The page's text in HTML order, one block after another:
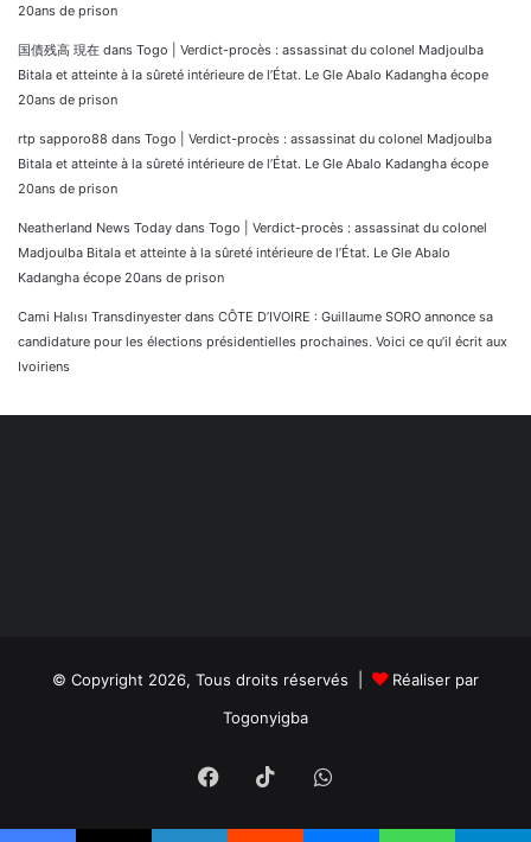
20ans de prison
国債残高 現在 dans Togo | Verdict-procès : assassinat du colonel Madjoulba
Bitala et atteinte à la sûreté intérieure de l’État. Le Gle Abalo Kadangha écope
20ans de prison
rtp sapporo88 dans Togo | Verdict-procès : assassinat du colonel Madjoulba
Bitala et atteinte à la sûreté intérieure de l’État. Le Gle Abalo Kadangha écope
20ans de prison
Neatherland News Today dans Togo | Verdict-procès : assassinat du colonel
Madjoulba Bitala et atteinte à la sûreté intérieure de l’État. Le Gle Abalo
Kadangha écope 20ans de prison
Cami Halısı Transdinyester dans CÔTE D’IVOIRE : Guillaume SORO annonce sa
candidature pour les élections présidentielles prochaines. Voici ce qu’il écrit aux
Ivoiriens
© Copyright 2026, Tous droits réservés |
Réaliser par
Togonyigba
Facebook
TikTokWhatsApp